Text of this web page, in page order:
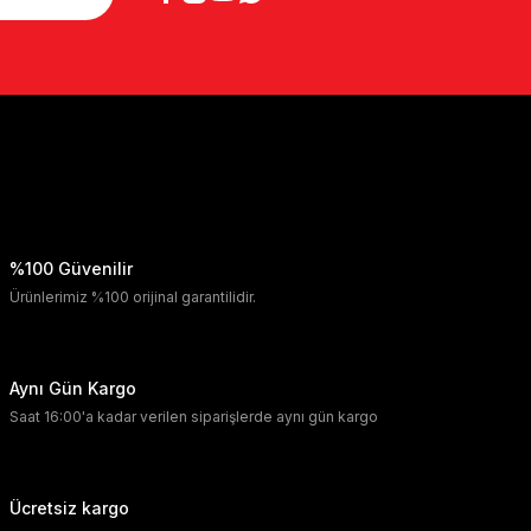
%100 Güvenilir
Ürünlerimiz %100 orijinal garantilidir.
Aynı Gün Kargo
Saat 16:00'a kadar verilen siparişlerde aynı gün kargo
Ücretsiz kargo